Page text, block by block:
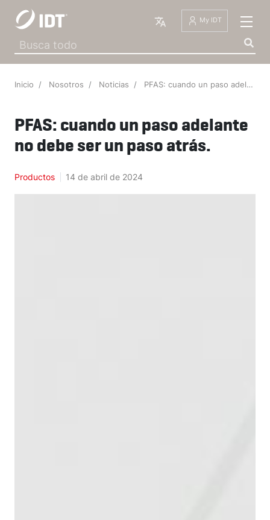
Español My IDT
Inicio Nosotros Noticias PFAS: cuando un paso adelante no debe ser un paso atrás.
PFAS: cuando un paso adelante
no debe ser un paso atrás.
Productos 14 de abril de 2024